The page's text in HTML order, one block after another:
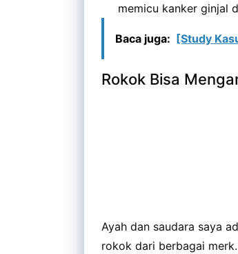
memicu kanker ginjal
Baca juga: [Study
Rokok Bisa
Ayah dan saudara saya
rokok dari berbagai